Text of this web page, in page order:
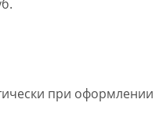
при оформлении